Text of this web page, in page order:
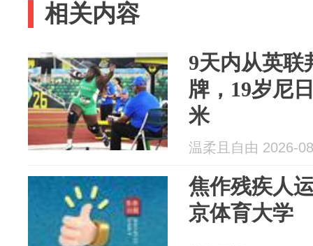
相关内容
9天内从英联
牌，19岁尼
米
温柔且自由 2026-
焦作残疾人
京体育大学